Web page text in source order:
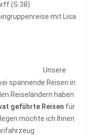
(S.38)
mit Lisa
Unsere
spannende Reisen in
Reiseländern haben
geführte Reisen für
möchte ich Ihnen